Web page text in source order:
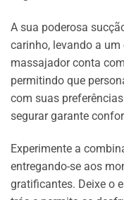
A sua poderosa
carinho, levando a
massajador conta
permitindo que
com suas
segurar garante
Experimente a
entregando-se aos
gratificantes. Deixe o